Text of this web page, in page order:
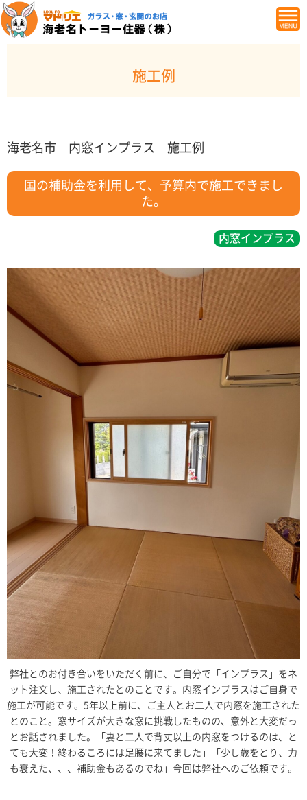
施工例
海老名市 内窓インプラス 施工例
国の補助金を利用して、予算内で施工できまし
た。
内窓インプラス
弊社とのお付き合いをいただく前に、ご自分で「インプラス」をネ
ット注文し、施工されたとのことです。内窓インプラスはご自身で
施工が可能です。5年以上前に、ご主人とお二人で内窓を施工された
とのこと。窓サイズが大きな窓に挑戦したものの、意外と大変だっ
とお話されました。「妻と二人で背丈以上の内窓をつけるのは、と
ても大変！終わるころには足腰に来てました」「少し歳をとり、力
も衰えた、、、補助金もあるのでね」今回は弊社へのご依頼です。